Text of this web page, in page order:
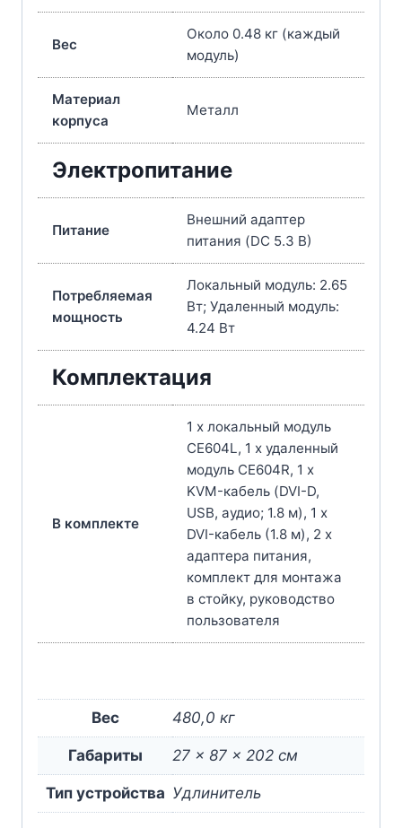
Вес
Около 0.48 кг (каждый
модуль)
Материал
корпуса
Металл
Электропитание
Питание
Внешний адаптер
питания (DC 5.3 В)
Потребляемая
мощность
Локальный модуль: 2.65
Вт; Удаленный модуль:
4.24 Вт
Комплектация
В комплекте
1 x локальный модуль
CE604L, 1 x удаленный
модуль CE604R, 1 x
KVM-кабель (DVI-D,
USB, аудио; 1.8 м), 1 x
DVI-кабель (1.8 м), 2 x
адаптера питания,
комплект для монтажа
в стойку, руководство
пользователя
Вес 480,0 кг
Габариты 27 × 87 × 202 см
Тип устройства Удлинитель